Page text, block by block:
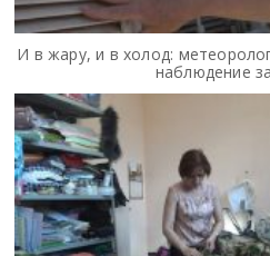
И в жару, и в холод:
наблюдение